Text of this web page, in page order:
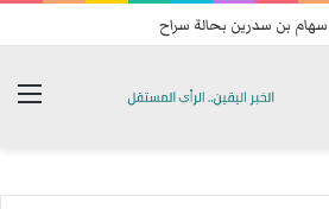
تعيد رسم خريطة انتشارها الميداني